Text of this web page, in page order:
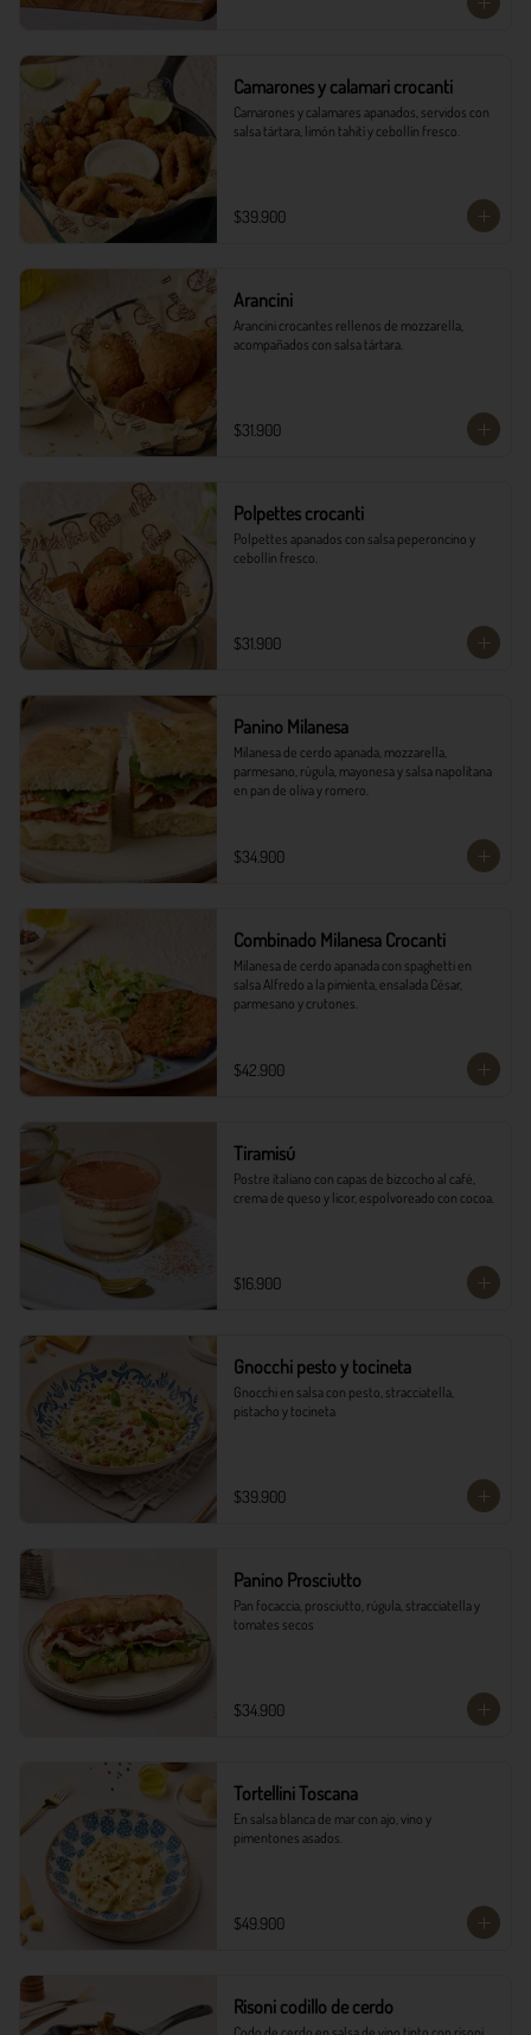
Camarones y calamari crocanti
Camarones y calamares apanados, servidos con
salsa tártara, limón tahití y cebollín fresco.
$39.900
Arancini
Arancini crocantes rellenos de mozzarella,
acompañados con salsa tártara.
$31.900
Polpettes crocanti
Polpettes apanados con salsa peperoncino y
cebollín fresco.
$31.900
Panino Milanesa
Milanesa de cerdo apanada, mozzarella,
parmesano, rúgula, mayonesa y salsa napolitana
en pan de oliva y romero.
$34.900
Combinado Milanesa Crocanti
Milanesa de cerdo apanada con spaghetti en
salsa Alfredo a la pimienta, ensalada César,
parmesano y crutones.
$42.900
Tiramisú
Postre italiano con capas de bizcocho al café,
crema de queso y licor, espolvoreado con cocoa.
$16.900
Gnocchi pesto y tocineta
Gnocchi en salsa con pesto, stracciatella,
pistacho y tocineta
$39.900
Panino Prosciutto
Pan focaccia, prosciutto, rúgula, stracciatella y
tomates secos
$34.900
Tortellini Toscana
En salsa blanca de mar con ajo, vino y
pimentones asados.
$49.900
Risoni codillo de cerdo